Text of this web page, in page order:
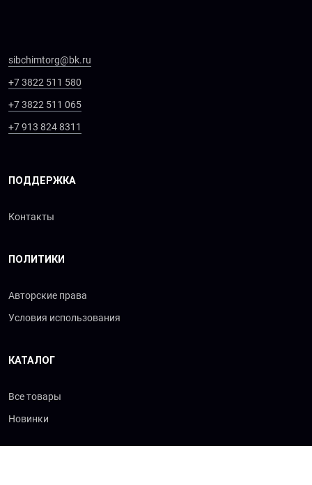
sibchimtorg@bk.ru
+7 3822 511 580
+7 3822 511 065
+7 913 824 8311
ПОДДЕРЖКА
Контакты
ПОЛИТИКИ
Авторские права
Условия использования
КАТАЛОГ
Все товары
Новинки